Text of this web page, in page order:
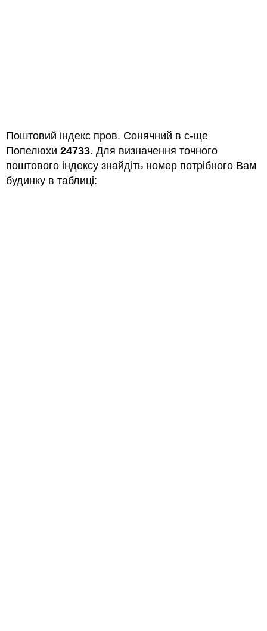
Поштовий індекс пров. Сонячний в с-ще
Попелюхи 24733. Для визначення точного
поштового індексу знайдіть номер потрібного Вам
будинку в таблиці: